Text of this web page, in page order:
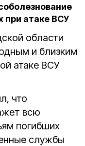
при атаке ВСУ
области
и близким
атаке ВСУ
что
всю
погибших
службы